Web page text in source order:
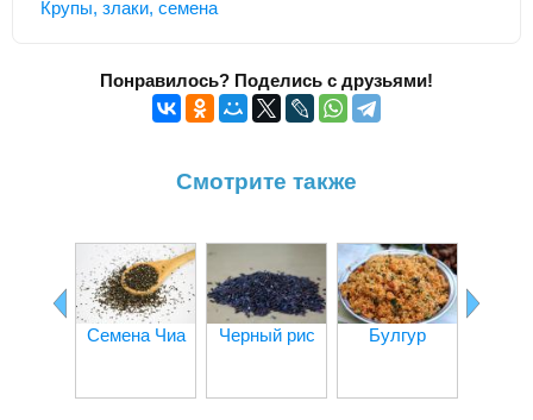
Крупы, злаки, семена
Понравилось? Поделись с друзьями!
Смотрите также
Семена Чиа Черный рис Булгур